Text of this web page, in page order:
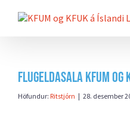
beint
Flugeldasala KFUM og
Höfundur: Ritstjórn | 28. desember